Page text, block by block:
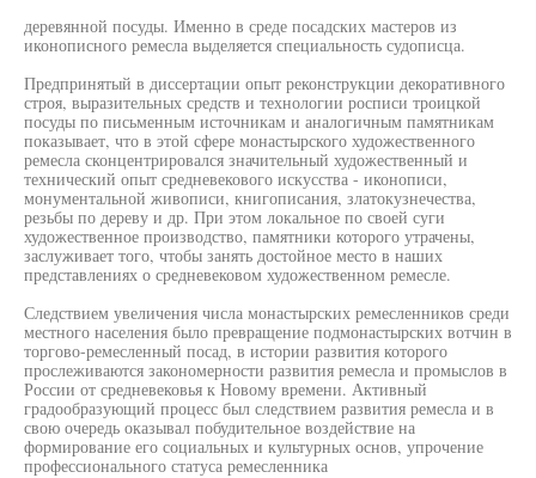
деревянной посуды. Именно в среде посадских мастеров из
иконописного ремесла выделяется специальность судописца.
Предпринятый в диссертации опыт реконструкции декоративного
строя, выразительных средств и технологии росписи троицкой
посуды по письменным источникам и аналогичным памятникам
показывает, что в этой сфере монастырского художественного
ремесла сконцентрировался значительный художественный и
технический опыт средневекового искусства - иконописи,
монументальной живописи, книгописания, златокузнечества,
резьбы по дереву и др. При этом локальное по своей суги
художественное производство, памятники которого утрачены,
заслуживает того, чтобы занять достойное место в наших
представлениях о средневековом художественном ремесле.
Следствием увеличения числа монастырских ремесленников среди
местного населения было превращение подмонастырских вотчин в
торгово-ремесленный посад, в истории развития которого
прослеживаются закономерности развития ремесла и промыслов в
России от средневековья к Новому времени. Активный
градообразующий процесс был следствием развития ремесла и в
свою очередь оказывал побудительное воздействие на
формирование его социальных и культурных основ, упрочение
профессионального статуса ремесленника